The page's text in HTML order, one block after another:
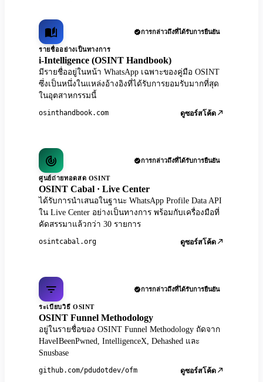
การกล่าวถึงที่ได้รับการยืนยัน
รายชื่ออย่างเป็นทางการ
i-Intelligence (OSINT Handbook)
มีรายชื่ออยู่ในหน้า WhatsApp เฉพาะของคู่มือ OSINT
ซึ่งเป็นหนึ่งในแหล่งอ้างอิงที่ได้รับการยอมรับมากที่สุด
ในอุตสาหกรรมนี้
osinthandbook.com ดูซอร์สโค้ด
การกล่าวถึงที่ได้รับการยืนยัน
ศูนย์ถ่ายทอดสด OSINT
OSINT Cabal · Live Center
ได้รับการนำเสนอในฐานะ WhatsApp Profile Data API
ใน Live Center อย่างเป็นทางการ พร้อมกับเครื่องมือที่
คัดสรรมาแล้วกว่า 30 รายการ
osintcabal.org ดูซอร์สโค้ด
การกล่าวถึงที่ได้รับการยืนยัน
ระเบียบวิธี OSINT
OSINT Funnel Methodology
อยู่ในรายชื่อของ OSINT Funnel Methodology ถัดจาก
HaveIBeenPwned, IntelligenceX, Dehashed และ
Snusbase
github.com/pdudotdev/ofm ดูซอร์สโค้ด